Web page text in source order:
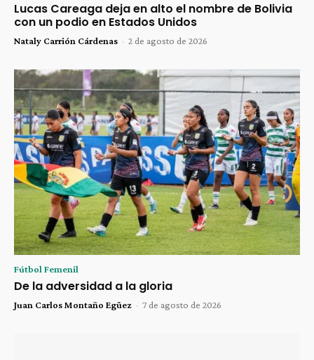
Lucas Careaga deja en alto el nombre de Bolivia
con un podio en Estados Unidos
Nataly Carrión Cárdenas - 2 de agosto de 2026
Fútbol Femenil
De la adversidad a la gloria
Juan Carlos Montaño Egüez - 7 de agosto de 2026